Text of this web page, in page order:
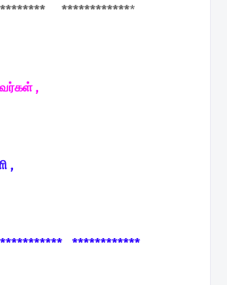
*************
,
,
************